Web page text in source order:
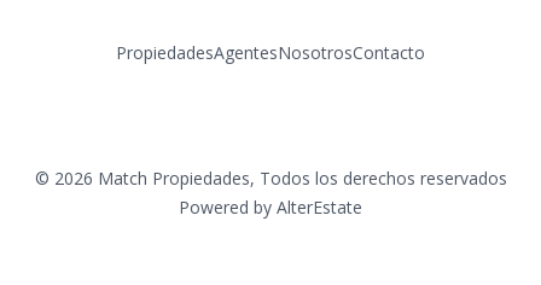
PropiedadesAgentesNosotrosContacto
© 2026 Match Propiedades, Todos los derechos reservados
Powered by AlterEstate